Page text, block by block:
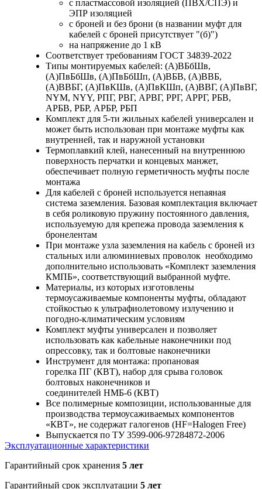
с пластмассовой изоляцией (ПВХ/СПЭ) и
ЭПР изоляцией
с броней и без брони (в названии муфт для
кабелей с броней присутствует "(б)")
на напряжение до 1 кВ
Соответствует требованиям ГОСТ 34839-2022
Типы монтируемых кабелей: (А)ВБбШв,
(А)ПвБбШв, (А)ПвБбШп, (А)ВБВ, (А)ВВБ,
(А)ВВБГ, (А)ПвКШв, (А)ПвКШп, (А)ВВГ, (А)ПвВГ,
NYM, NYY, РПГ, РВГ, АРВГ, РРГ, АРРГ, РБВ,
АРБВ, РБР, АРБР, РБП
Комплект для 5-ти жильных кабелей универсален и
может быть использован при монтаже муфты как
внутренней, так и наружной установки
Термоплавкий клей, нанесенный на внутреннюю
поверхность перчатки и концевых манжет,
обеспечивает полную герметичность муфты после
монтажа
Для кабелей с броней используется непаяная
система заземления. Базовая комплектация включает
в себя роликовую пружину постоянного давления,
используемую для крепежа провода заземления к
бронелентам
При монтаже узла заземления на кабель с броней из
стальных или алюминиевых проволок необходимо
дополнительно использовать «Комплект заземления
КМПБ», соответствующий выбранной муфте.
Материалы, из которых изготовлены
термоусаживаемые компоненты муфты, обладают
стойкостью к ультрафиолетовому излучению и
погодно-климатическим условиям
Комплект муфты универсален и позволяет
использовать как кабельные наконечники под
опрессовку, так и болтовые наконечники
Инструмент для монтажа: пропановая
горелка ПГ (КВТ), набор для срыва головок
болтовых наконечников и
соединителей НМБ-6 (КВТ)
Все полимерные композиции, использованные для
производства термоусаживаемых компонентов
«КВТ», не содержат галогенов (HF=Halogen Free)
Выпускается по ТУ 3599-006-97284872-2006
Эксплуатационные характеристики
Гарантийный срок хранения 5 лет
Гарантийный срок эксплуатации 5 лет